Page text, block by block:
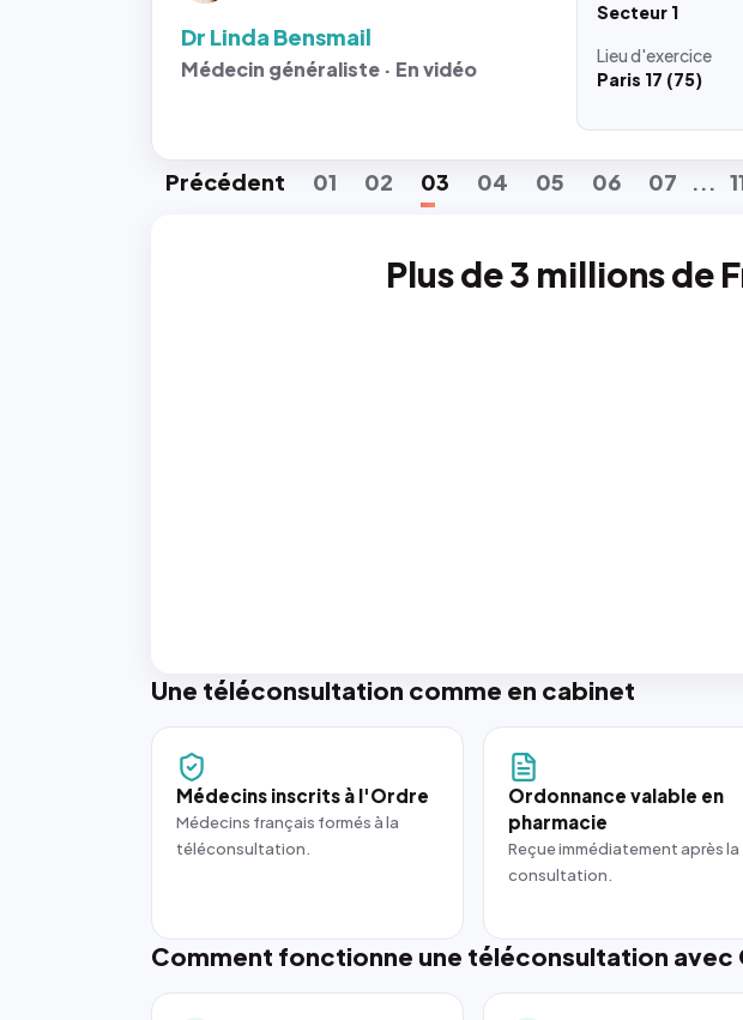
Dr Linda Bensmail
Médecin généraliste · En vidéo
Secteur 1
Lieud'exercice
Paris 17 (75)
Précédent 01 02 03 04 05 06 07 ...
Plus de 3 millions de
Une téléconsultation comme en cabinet
Médecins inscrits à l'Ordre
Médecins français formés à la
téléconsultation.
Ordonnance valable en
pharmacie
Reçue immédiatement après la
consultation.
Comment fonctionne une téléconsultation avec